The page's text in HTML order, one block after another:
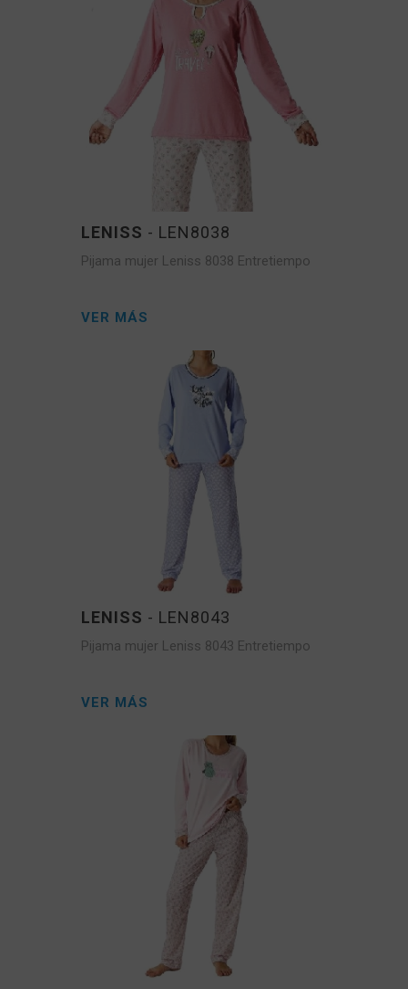
LENISS - LEN8038
Pijama mujer Leniss 8038 Entretiempo
VER MÁS
LENISS - LEN8043
Pijama mujer Leniss 8043 Entretiempo
VER MÁS